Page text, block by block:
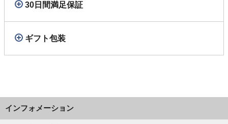
30日間満足保証
ギフト包装
インフォメーション